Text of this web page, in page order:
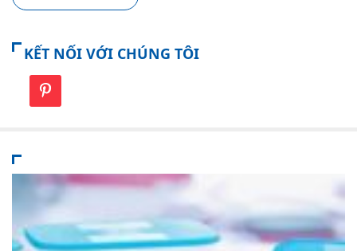
KẾT NỐI VỚI CHÚNG TÔI